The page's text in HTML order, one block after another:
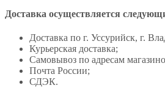
Доставка осуществляется
Доставка по г. Уссурийск, г.
Курьерская доставка;
Самовывоз по адресам
Почта России;
СДЭК.